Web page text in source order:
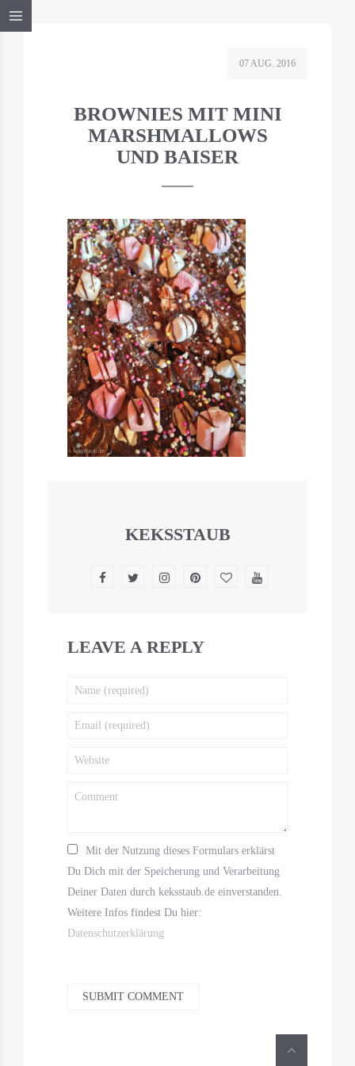
07 AUG. 2016
BROWNIES MIT MINI
MARSHMALLOWS
UND BAISER
KEKSSTAUB
LEAVE A REPLY
Mit der Nutzung dieses Formulars erklärst
Du Dich mit der Speicherung und Verarbeitung
Deiner Daten durch keksstaub.de einverstanden.
Weitere Infos findest Du hier:
Datenschutzerklärung
SUBMIT COMMENT